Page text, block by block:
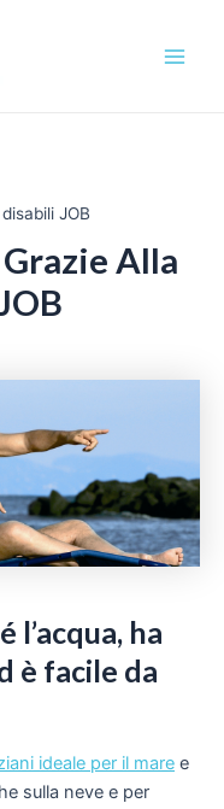
M
JOB
Alla
l’acqua, ha
è facile da
ideale per il mare e
sulla neve e per